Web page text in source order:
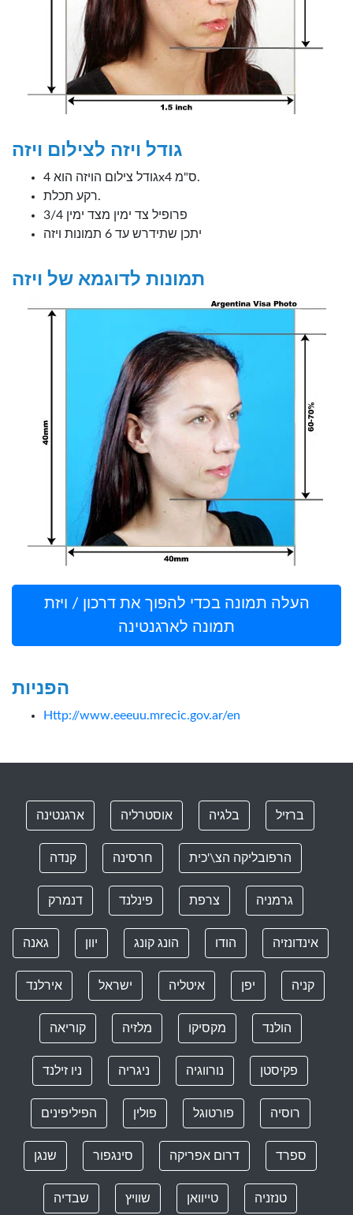
גודל ויזה לצילום ויזה
גודל צילום הויזה הוא 4x4 ס"מ.
רקע תכלת.
3/4 פרופיל צד ימין מצד ימין
יתכן שתידרש עד 6 תמונות ויזה
תמונות לדוגמא של ויזה
העלה תמונה בכדי להפוך את דרכון / ויזת
תמונה לארגנטינה
הפניות
Http://www.eeeuu.mrecic.gov.ar/en
ארגנטינה אוסטרליה בלגיה ברזיל
קנדה חרסינה הרפובליקה הצ\'כית
דנמרק פינלנד צרפת גרמניה
גאנה יוון הונג קונג הודו אינדונזיה
אירלנד ישראל איטליה יפן קניה
קוריאה מלזיה מקסיקו הולנד
ניו זילנד ניגריה נורווגיה פקיסטן
הפיליפינים פולין פורטוגל רוסיה
שנגן סינגפור דרום אפריקה ספרד
שבדיה שוויץ טייוואן טנזניה